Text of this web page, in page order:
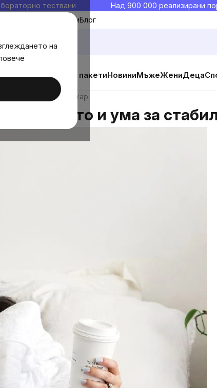
на
тествани Над 900 000 реализирани
Моите любимиБлог
добавкиИзгодни пакетиНовиниМъжеЖениДеца
ума за стабилна захар
тялото и ума за